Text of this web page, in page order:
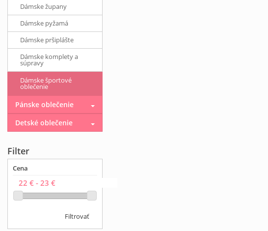
Dámske župany
Dámske pyžamá
Dámske pršiplášte
Dámske komplety a
súpravy
Dámske športové
oblečenie
Pánske oblečenie
Detské oblečenie
Filter
Cena
Filtrovať